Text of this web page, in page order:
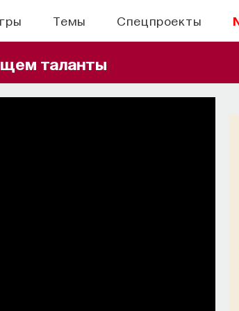
Темы Спецпроекты
таланты